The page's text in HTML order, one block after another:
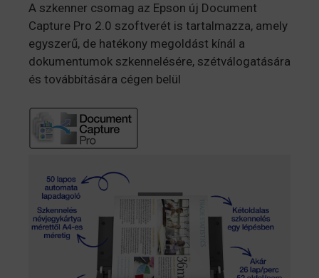
A szkenner csomag az Epson új Document
Capture Pro 2.0 szoftverét is tartalmazza, amely
egyszerű, de hatékony megoldást kínál a
dokumentumok szkennelésére, szétválogatására
és továbbítására cégen belül